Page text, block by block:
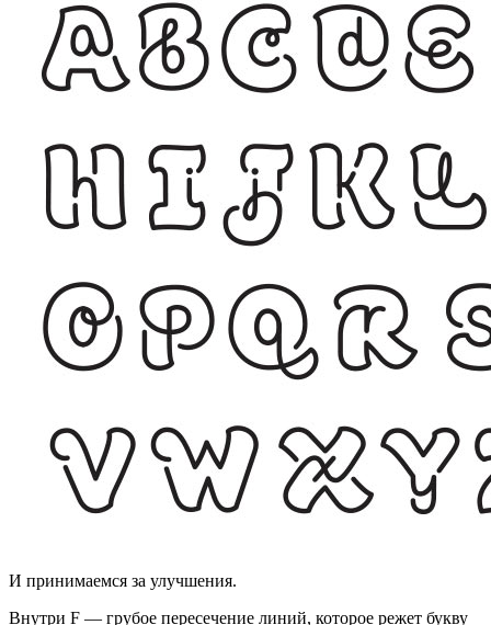
И принимаемся за улучшения.
Внутри F — грубое пересечение линий, которое режет букву